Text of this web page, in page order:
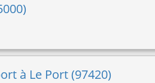
à Le Port (97420)